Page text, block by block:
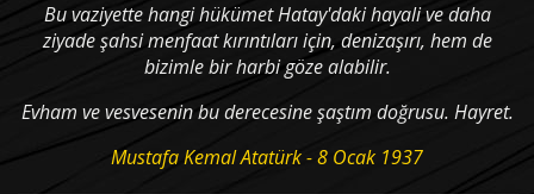
Bu vaziyette hangi hükümet Hatay'daki hayali ve daha
ziyade şahsi menfaat kırıntıları için, denizaşırı, hem de
bizimle bir harbi göze alabilir.
Evham ve vesvesenin bu derecesine şaştım doğrusu. Hayret.
Mustafa Kemal Atatürk - 8 Ocak 1937